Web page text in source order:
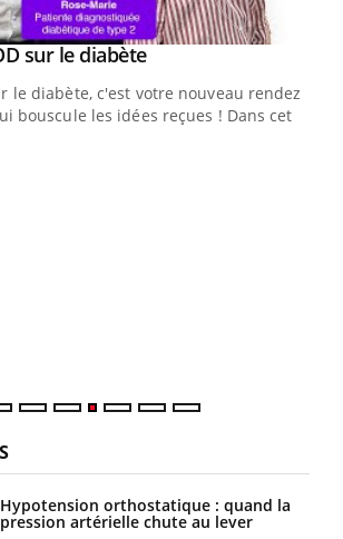
sur le diabèteYoutube
le diabète, c'est votre nouveau rendez-
bouscule les idées reçues ! Dans cet
Hypotension orthostatique : quand la
pression artérielle chute au lever